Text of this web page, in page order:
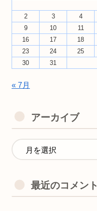
2
3 4
9
10 11
16
17 18
23
24 25
30
31
« 7月
アーカイブ
最近のコメント